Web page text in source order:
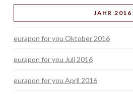
JAHR 2016
eurapon for you Oktober 2016
eurapon for you Juli 2016
eurapon for you April 2016